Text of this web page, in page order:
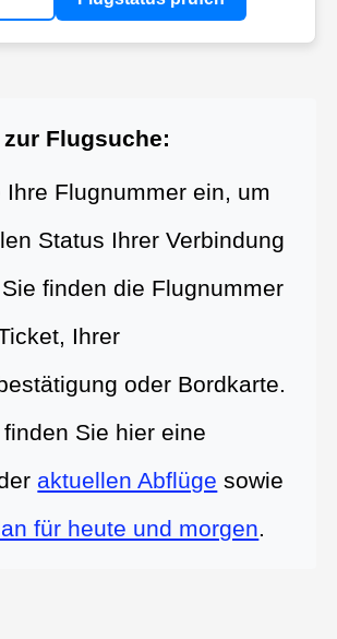
Flugsuche:
Ihre Flugnummer ein, um
Status Ihrer Verbindung
finden die Flugnummer
Ihrer
oder Bordkarte.
Sie hier eine
aktuellen Abflüge sowie
für heute und morgen.